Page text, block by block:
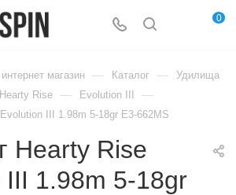
0
магазин — Каталог — Удилища
Hearty Rise — Evolution III —
III 1.98m 5-18gr E3-662MS
Hearty Rise
III 1.98m 5-18gr